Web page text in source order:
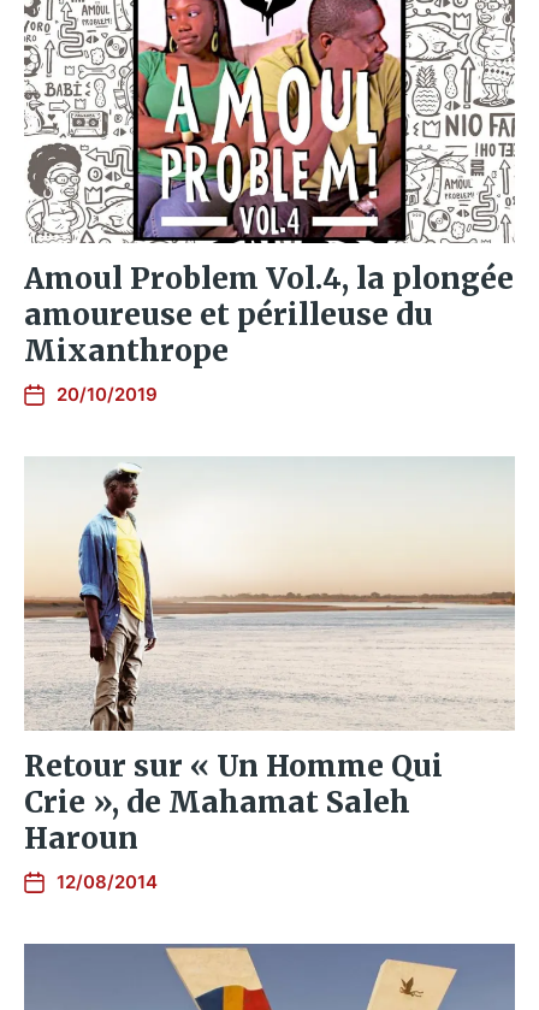
Amoul Problem Vol.4, la plongée
amoureuse et périlleuse du
Mixanthrope
20/10/2019
Retour sur « Un Homme Qui
Crie », de Mahamat Saleh
Haroun
12/08/2014